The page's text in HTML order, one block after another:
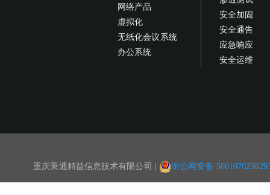
网络产品
虚拟化
无纸化会议系统
办公系统
安全加固
安全通告
应急响应
安全运维
重庆秉通精益信息技术有限公司 | 渝公网安备